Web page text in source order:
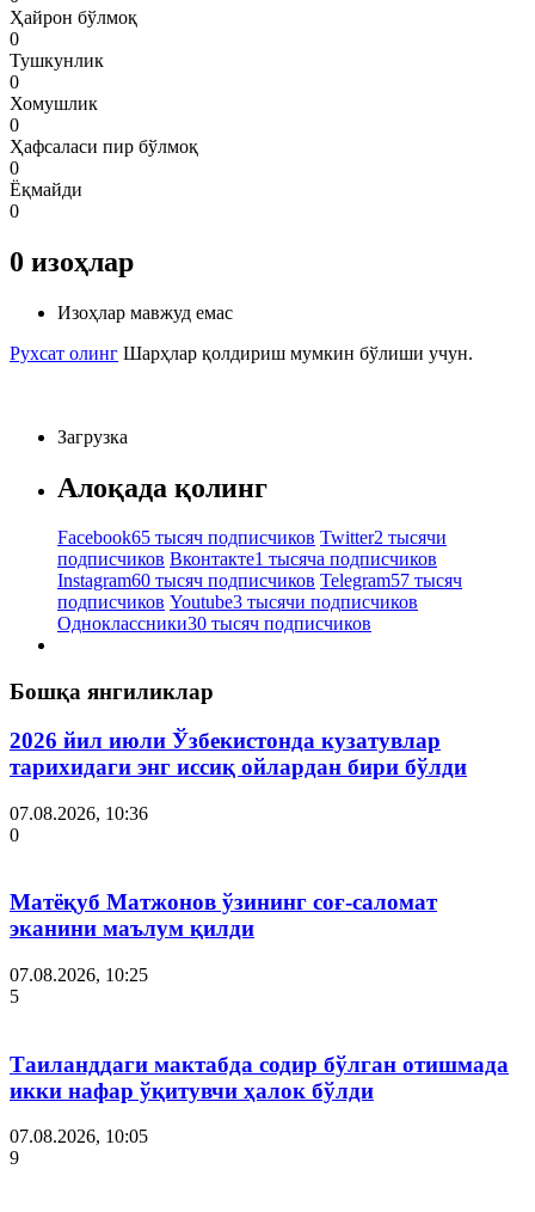
Ҳайрон бўлмоқ
0
Тушкунлик
0
Хомушлик
0
Ҳафсаласи пир бўлмоқ
0
Ёқмайди
0
0 изоҳлар
Изоҳлар мавжуд емас
Рухсат олинг Шарҳлар қолдириш мумкин бўлиши учун.
Загрузка
Алоқада қолинг
Facebook65 тысяч подписчиков Twitter2 тысячи
подписчиков Вконтакте1 тысяча подписчиков
Instagram60 тысяч подписчиков Telegram57 тысяч
подписчиков Youtube3 тысячи подписчиков
Одноклассники30 тысяч подписчиков
Бошқа янгиликлар
2026 йил июли Ўзбекистонда кузатувлар
тарихидаги энг иссиқ ойлардан бири бўлди
07.08.2026, 10:36
0
Матёқуб Матжонов ўзининг соғ-саломат
эканини маълум қилди
07.08.2026, 10:25
5
Таиланддаги мактабда содир бўлган отишмада
икки нафар ўқитувчи ҳалок бўлди
07.08.2026, 10:05
9